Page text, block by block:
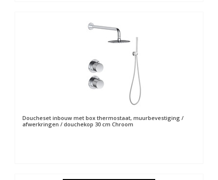
Doucheset inbouw met box thermostaat, muurbevestiging /
afwerkringen / douchekop 30 cm Chroom